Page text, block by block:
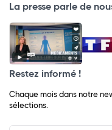
La presse parle de
Restez informé !
Chaque mois dans notre
sélections.
Input